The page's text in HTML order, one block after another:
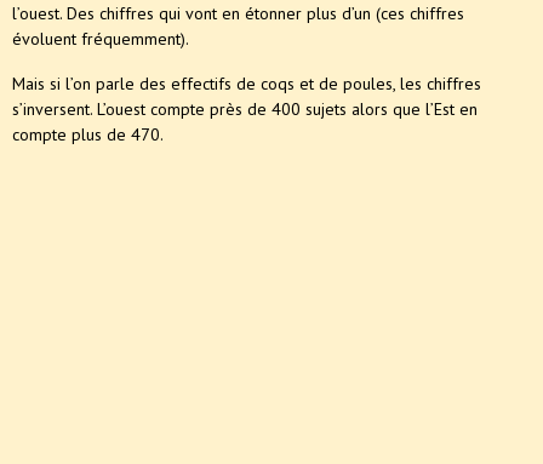
l’ouest. Des chiffres qui vont en étonner plus d’un (ces chiffres
évoluent fréquemment).
Mais si l’on parle des effectifs de coqs et de poules, les chiffres
s’inversent. L’ouest compte près de 400 sujets alors que l’Est en
compte plus de 470.